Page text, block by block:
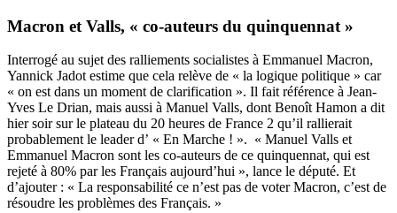
Macron et Valls, « co-auteurs du quinquennat »
Interrogé au sujet des ralliements socialistes à Emmanuel Macron,
Yannick Jadot estime que cela relève de « la logique politique » car
« on est dans un moment de clarification ». Il fait référence à Jean-
Yves Le Drian, mais aussi à Manuel Valls, dont Benoît Hamon a dit
hier soir sur le plateau du 20 heures de France 2 qu’il rallierait
probablement le leader d’ « En Marche ! ». « Manuel Valls et
Emmanuel Macron sont les co-auteurs de ce quinquennat, qui est
rejeté à 80% par les Français aujourd’hui », lance le député. Et
d’ajouter : « La responsabilité ce n’est pas de voter Macron, c’est de
résoudre les problèmes des Français. »